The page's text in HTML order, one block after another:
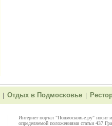
Отдых в Подмосковье
Интернет портал "Подмосковье.ру" носит
определяемой положениями статьи 437